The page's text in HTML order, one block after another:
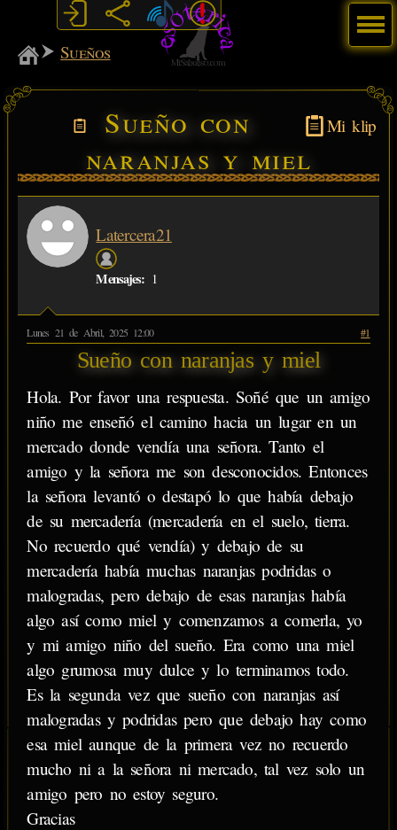
MiSabueso
Sueños
Mi klip
Sueño con
naranjas y miel
Latercera21
Mensajes: 1
Lunes 21 de Abril, 2025 12:00 #1
Sueño con naranjas y miel
Hola. Por favor una respuesta. Soñé que un amigo
niño me enseñó el camino hacia un lugar en un
mercado donde vendía una señora. Tanto el
amigo y la señora me son desconocidos. Entonces
la señora levantó o destapó lo que había debajo
de su mercadería (mercadería en el suelo, tierra.
No recuerdo qué vendía) y debajo de su
mercadería había muchas naranjas podridas o
malogradas, pero debajo de esas naranjas había
algo así como miel y comenzamos a comerla, yo
y mi amigo niño del sueño. Era como una miel
algo grumosa muy dulce y lo terminamos todo.
Es la segunda vez que sueño con naranjas así
malogradas y podridas pero que debajo hay como
esa miel aunque de la primera vez no recuerdo
mucho ni a la señora ni mercado, tal vez solo un
amigo pero no estoy seguro.
Gracias
Menú